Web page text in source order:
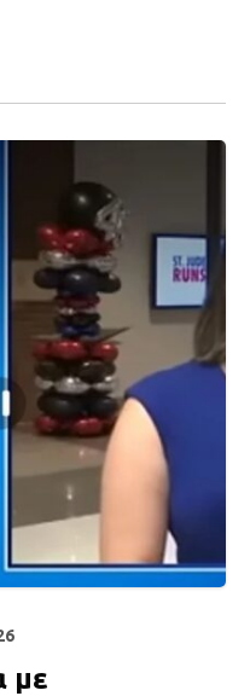
χάρτινα
με